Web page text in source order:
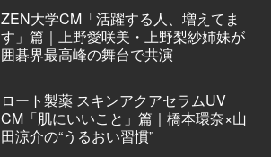
ZEN大学CM「活躍する人、増えてま
す」篇｜上野愛咲美・上野梨紗姉妹が
囲碁界最高峰の舞台で共演
ロート製薬 スキンアクアセラムUV
CM「肌にいいこと」篇｜橋本環奈×山
田涼介の“うるおい習慣”